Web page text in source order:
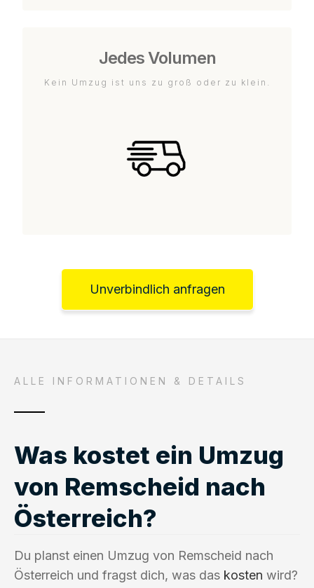
Jedes Volumen
Kein Umzug ist uns zu groß oder zu klein.
Unverbindlich anfragen
ALLE INFORMATIONEN & DETAILS
Was kostet ein Umzug
von Remscheid nach
Österreich?
Du planst einen Umzug von Remscheid nach
Österreich und fragst dich, was das kosten wird?